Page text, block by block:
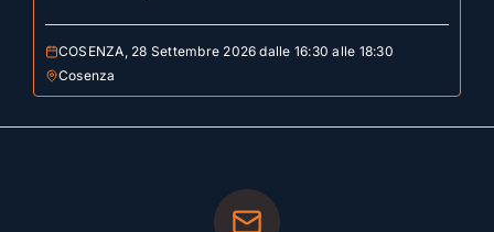
COSENZA, 28 Settembre 2026 dalle 16:30 alle 18:30
Cosenza